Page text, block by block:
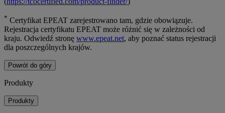
* Certyfikat EPEAT zarejestrowano tam, gdzie obowiązuje.
Rejestracja certyfikatu EPEAT może różnić się w zależności od
kraju. Odwiedź stronę www.epeat.net, aby poznać status rejestracji
dla poszczególnych krajów.
Powrót do góry
Produkty
Produkty